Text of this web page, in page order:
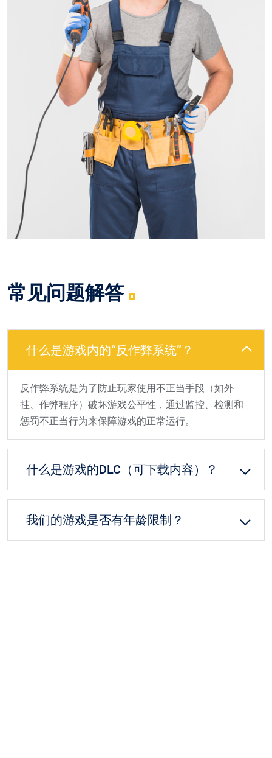
常见问题解答
什么是游戏内的“反作弊系统”？
反作弊系统是为了防止玩家使用不正当手段（如外
挂、作弊程序）破坏游戏公平性，通过监控、检测和
惩罚不正当行为来保障游戏的正常运行。
什么是游戏的DLC（可下载内容）？
我们的游戏是否有年龄限制？